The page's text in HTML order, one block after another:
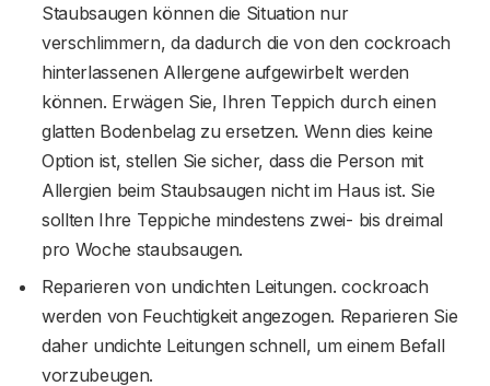
Staubsaugen können die Situation nur
verschlimmern, da dadurch die von den cockroach
hinterlassenen Allergene aufgewirbelt werden
können. Erwägen Sie, Ihren Teppich durch einen
glatten Bodenbelag zu ersetzen. Wenn dies keine
Option ist, stellen Sie sicher, dass die Person mit
Allergien beim Staubsaugen nicht im Haus ist. Sie
sollten Ihre Teppiche mindestens zwei- bis dreimal
pro Woche staubsaugen.
Reparieren von undichten Leitungen. cockroach
werden von Feuchtigkeit angezogen. Reparieren Sie
daher undichte Leitungen schnell, um einem Befall
vorzubeugen.